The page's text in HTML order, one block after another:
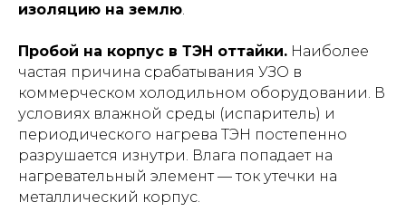
изоляцию на землю.
Пробой на корпус в ТЭН оттайки. Наиболее
частая причина срабатывания УЗО в
коммерческом холодильном оборудовании. В
условиях влажной среды (испаритель) и
периодического нагрева ТЭН постепенно
разрушается изнутри. Влага попадает на
нагревательный элемент — ток утечки на
металлический корпус.